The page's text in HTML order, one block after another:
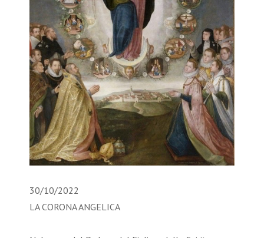
30/10/2022
LA CORONA ANGELICA